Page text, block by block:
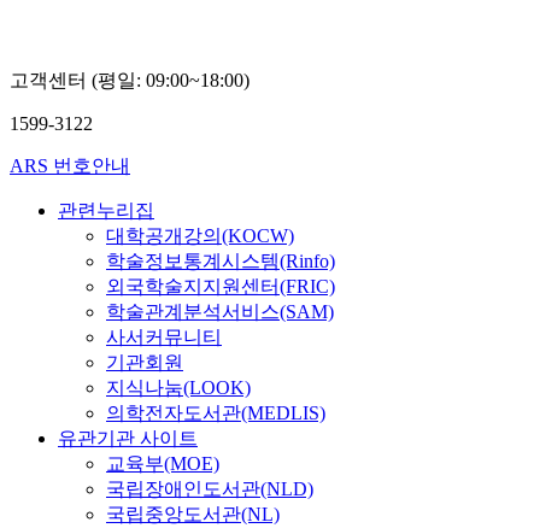
고객센터 (평일: 09:00~18:00)
1599-3122
ARS 번호안내
관련누리집
대학공개강의(KOCW)
학술정보통계시스템(Rinfo)
외국학술지지원센터(FRIC)
학술관계분석서비스(SAM)
사서커뮤니티
기관회원
지식나눔(LOOK)
의학전자도서관(MEDLIS)
유관기관 사이트
교육부(MOE)
국립장애인도서관(NLD)
국립중앙도서관(NL)